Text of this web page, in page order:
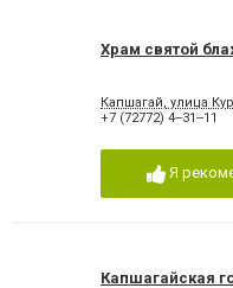
Храм святой
Капшагай, улица
+7 (72772) 4‒31‒11
Я
Капшагайская